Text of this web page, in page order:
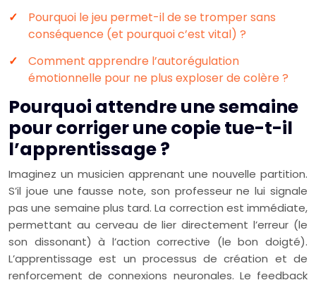
Pourquoi le jeu permet-il de se tromper sans
conséquence (et pourquoi c’est vital) ?
Comment apprendre l’autorégulation
émotionnelle pour ne plus exploser de colère ?
Pourquoi attendre une semaine
pour corriger une copie tue-t-il
l’apprentissage ?
Imaginez un musicien apprenant une nouvelle partition.
S’il joue une fausse note, son professeur ne lui signale
pas une semaine plus tard. La correction est immédiate,
permettant au cerveau de lier directement l’erreur (le
son dissonant) à l’action corrective (le bon doigté).
L’apprentissage est un processus de création et de
renforcement de connexions neuronales. Le feedback